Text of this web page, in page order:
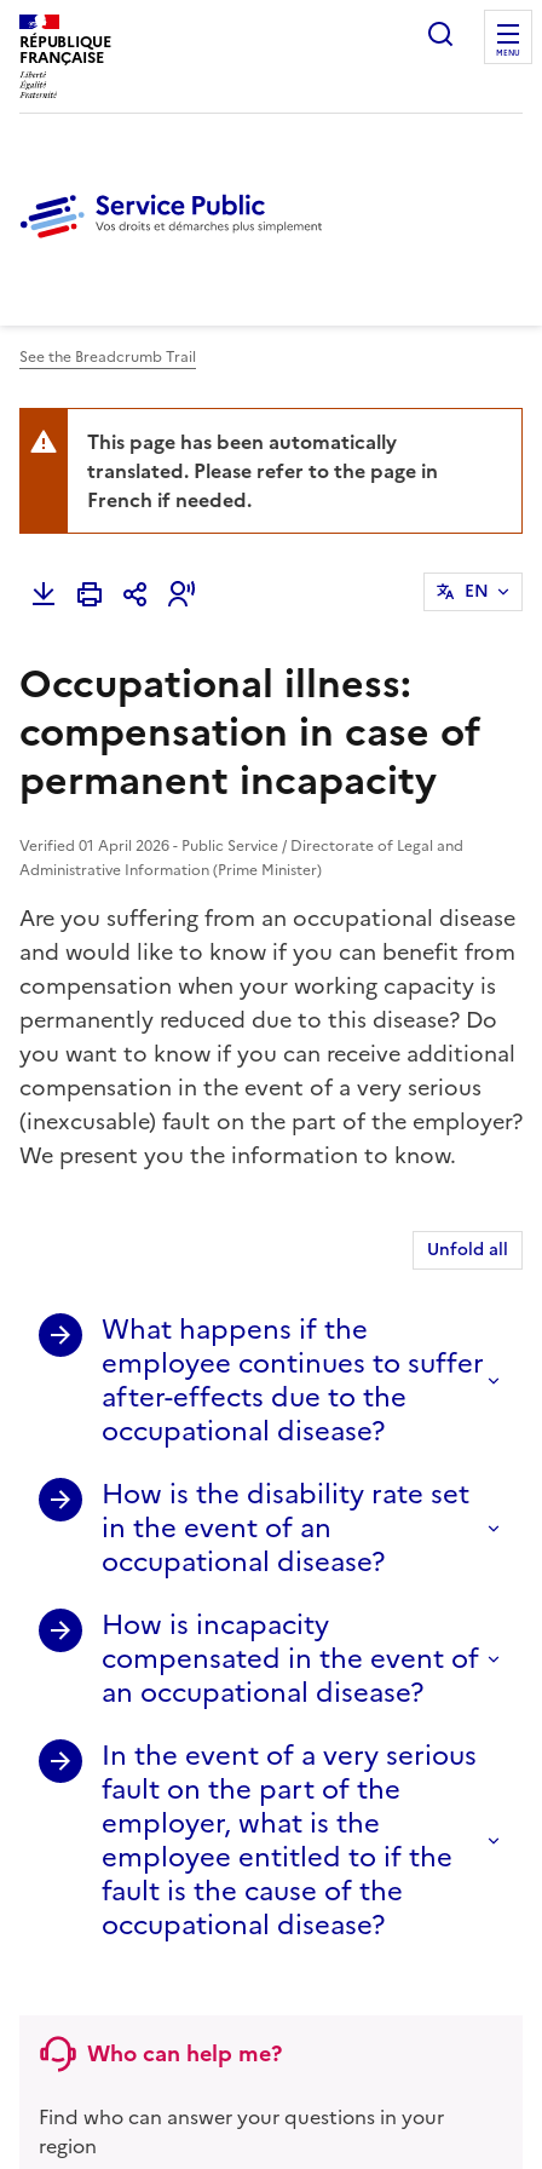
RÉPUBLIQUE
FRANÇAISE
Ouvrir
MENU
See the Breadcrumb Trail
This page has been automatically
translated. Please refer to the page in
French if needed.
EN
Occupational illness:
compensation in case of
permanent incapacity
Verified 01 April 2026 - Public Service / Directorate of Legal and
Administrative Information (Prime Minister)
Are you suffering from an occupational disease
and would like to know if you can benefit from
compensation when your working capacity is
permanently reduced due to this disease? Do
you want to know if you can receive additional
compensation in the event of a very serious
(inexcusable) fault on the part of the employer?
We present you the information to know.
Unfold all
What happens if the
employee continues to suffer
after-effects due to the
occupational disease?
How is the disability rate set
in the event of an
occupational disease?
How is incapacity
compensated in the event of
an occupational disease?
In the event of a very serious
fault on the part of the
employer, what is the
employee entitled to if the
fault is the cause of the
occupational disease?
Who can help me?
Find who can answer your questions in your
region